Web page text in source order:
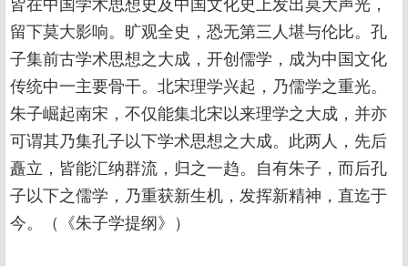
皆在中国学术思想史及中国文化史上发出莫大声光，
留下莫大影响。旷观全史，恐无第三人堪与伦比。孔
子集前古学术思想之大成，开创儒学，成为中国文化
传统中一主要骨干。北宋理学兴起，乃儒学之重光。
朱子崛起南宋，不仅能集北宋以来理学之大成，并亦
可谓其乃集孔子以下学术思想之大成。此两人，先后
矗立，皆能汇纳群流，归之一趋。自有朱子，而后孔
子以下之儒学，乃重获新生机，发挥新精神，直迄于
今。（《朱子学提纲》）